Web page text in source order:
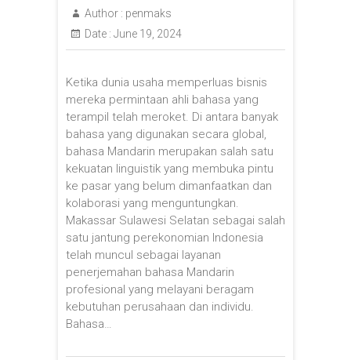
Author : penmaks
Date : June 19, 2024
Ketika dunia usaha memperluas bisnis
mereka permintaan ahli bahasa yang
terampil telah meroket. Di antara banyak
bahasa yang digunakan secara global,
bahasa Mandarin merupakan salah satu
kekuatan linguistik yang membuka pintu
ke pasar yang belum dimanfaatkan dan
kolaborasi yang menguntungkan.
Makassar Sulawesi Selatan sebagai salah
satu jantung perekonomian Indonesia
telah muncul sebagai layanan
penerjemahan bahasa Mandarin
profesional yang melayani beragam
kebutuhan perusahaan dan individu.
Bahasa…